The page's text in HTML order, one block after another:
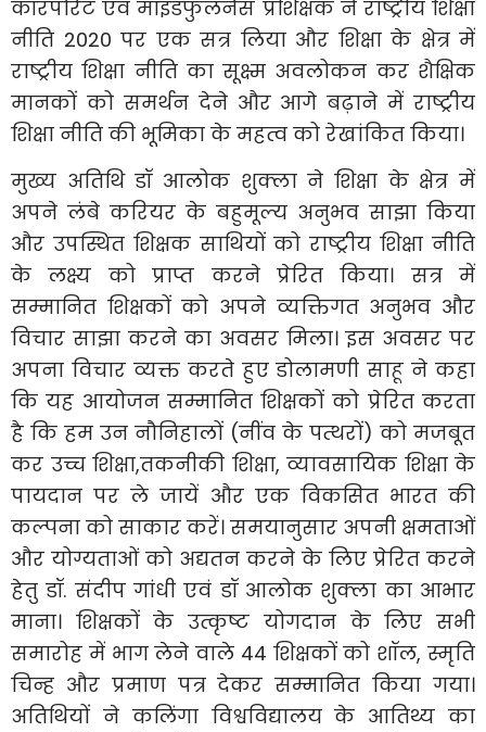
कॉरपोरेट एवं माइंडफुलनेस प्रशिक्षक ने राष्ट्रीय शिक्षा
नीति 2020 पर एक सत्र लिया और शिक्षा के क्षेत्र में
राष्ट्रीय शिक्षा नीति का सूक्ष्म अवलोकन कर शैक्षिक
मानकों को समर्थन देने और आगे बढ़ाने में राष्ट्रीय
शिक्षा नीति की भूमिका के महत्व को रेखांकित किया।
मुख्य अतिथि डॉ आलोक शुक्ला ने शिक्षा के क्षेत्र में
अपने लंबे करियर के बहुमूल्य अनुभव साझा किया
और उपस्थित शिक्षक साथियों को राष्ट्रीय शिक्षा नीति
के लक्ष्य को प्राप्त करने प्रेरित किया। सत्र में
सम्मानित शिक्षकों को अपने व्यक्तिगत अनुभव और
विचार साझा करने का अवसर मिला। इस अवसर पर
अपना विचार व्यक्त करते हुए डोलामणी साहू ने कहा
कि यह आयोजन सम्मानित शिक्षकों को प्रेरित करता
है कि हम उन नौनिहालों (नींव के पत्थरों) को मजबूत
कर उच्च शिक्षा,तकनीकी शिक्षा, व्यावसायिक शिक्षा के
पायदान पर ले जायें और एक विकसित भारत की
कल्पना को साकार करें। समयानुसार अपनी क्षमताओं
और योग्यताओं को अद्यतन करने के लिए प्रेरित करने
हेतु डॉ. संदीप गांधी एवं डॉ आलोक शुक्ला का आभार
माना। शिक्षकों के उत्कृष्ट योगदान के लिए सभी
समारोह में भाग लेने वाले 44 शिक्षकों को शॉल, स्मृति
चिन्ह और प्रमाण पत्र देकर सम्मानित किया गया।
अतिथियों ने कलिंगा विश्वविद्यालय के आतिथ्य का